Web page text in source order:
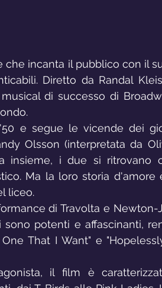
che incanta il pubblico con il
Diretto da Randal
di successo di
e segue le vicende dei
Olsson (interpretata da
insieme, i due si ritrovano
Ma la loro storia d'amore
liceo.
di Travolta e Newton-
potenti e affascinanti,
That I Want" e
il film è